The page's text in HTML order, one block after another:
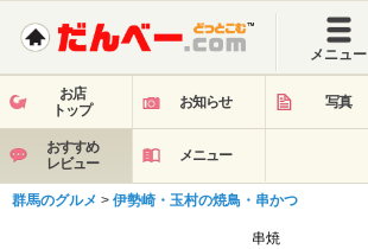
メニュー
お店
トップ
お知らせ 写真
おすすめ
レビュー
メニュー
群馬のグルメ > 伊勢崎・玉村の焼鳥・串かつ
串焼